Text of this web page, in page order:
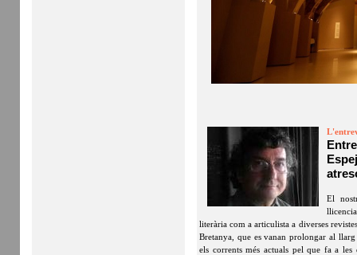
El
literària com a articulista a diverses
Bretanya, que es vanan prolongar al
els corrents més actuals pel que fa a